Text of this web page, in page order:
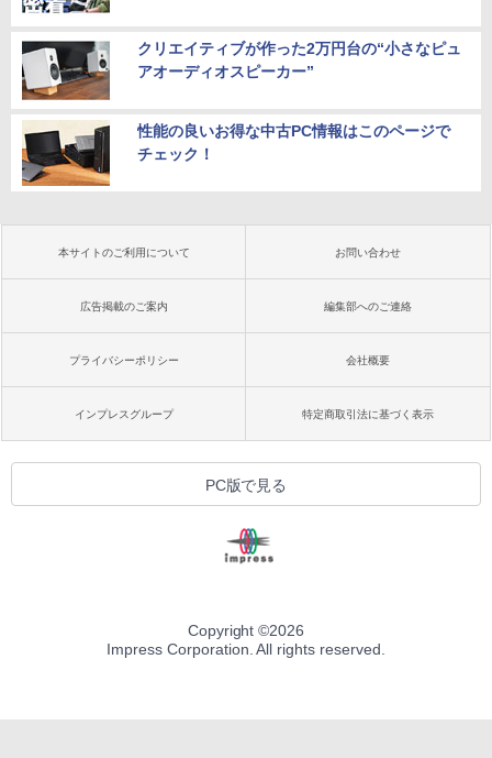
クリエイティブが作った2万円台の“小さなピュ
アオーディオスピーカー”
性能の良いお得な中古PC情報はこのページで
チェック！
本サイトのご利用について お問い合わせ
広告掲載のご案内 編集部へのご連絡
プライバシーポリシー 会社概要
インプレスグループ 特定商取引法に基づく表示
PC版で見る
Copyright ©2026
Impress Corporation. All rights reserved.